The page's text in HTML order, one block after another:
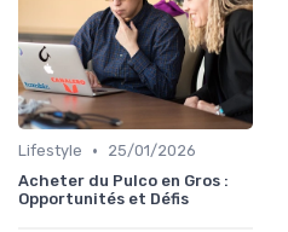
Lifestyle •
25/01/2026
Acheter du Pulco en Gros :
Opportunités et Défis